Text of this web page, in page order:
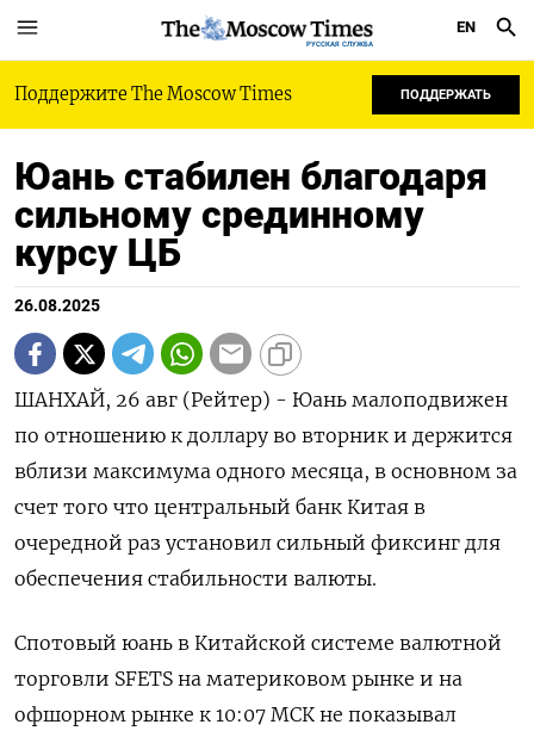
РУССКАЯ СЛУЖБА
EN
Поддержите The Moscow Times ПОДДЕРЖАТЬ
Юань стабилен благодаря
сильному срединному
курсу ЦБ
26.08.2025
ШАНХАЙ, 26 авг (Рейтер) - Юань малоподвижен
по отношению к доллару во вторник и держится
вблизи максимума одного месяца, в основном за
счет того что центральный банк Китая в
очередной раз установил сильный фиксинг для
обеспечения стабильности валюты.
Спотовый юань в Китайской системе валютной
торговли SFETS на материковом рынке и на
офшорном рынке к 10:07 МСК не показывал